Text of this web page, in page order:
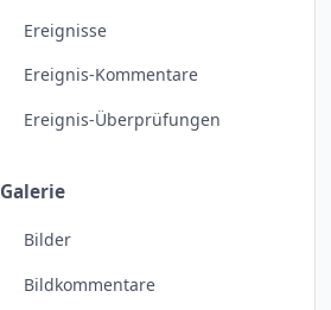
Ereignisse
Ereignis-Kommentare
Ereignis-Überprüfungen
Galerie
Bilder
Bildkommentare